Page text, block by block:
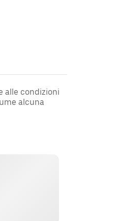
alle condizioni
alcuna